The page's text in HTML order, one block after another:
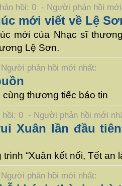
hồi: 0 - Người phản hồi
mới viết về Lệ
mới của Nhạc sĩ
Lệ Sơn.
phản hồi mới nhất:
thương tiếc báo tin
0 - Người phản hồi mới
Xuân lần đầu
“Xuân kết nối, Tết an
phản hồi mới nhất: